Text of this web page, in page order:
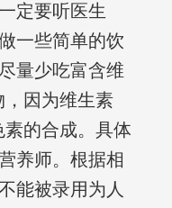
定要听医生
一些简单的饮
量少吃富含维
因为维生素
的合成。具体
养师。根据相
能被录用为人